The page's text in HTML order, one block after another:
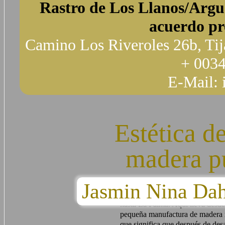
Rastro de Los Llanos/
acuerdo
Camino Los Riveroles 26b,
+
E-Mail:
Estética
madera
Jasmin Nina
La pasión por el mar, la
ocho años a la vivaz y risueña
hasta La Palma. Aquí lleva
pequeña manufactura de